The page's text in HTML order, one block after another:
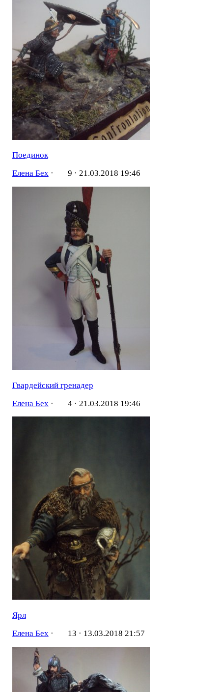
Поединок
Елена Бех· 9 · 21.03.2018 19:46
Гвардейский гренадер
Елена Бех · 4 · 21.03.2018 19:46
Ярл
Елена Бех· 13 · 13.03.2018 21:57